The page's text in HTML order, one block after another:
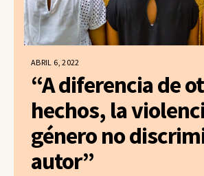
ABRIL 6, 2022
“A diferencia de
hechos, la
género no
autor”